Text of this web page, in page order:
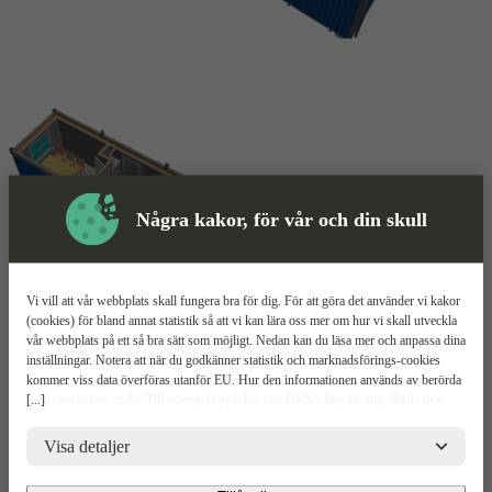
Några kakor, för vår och din skull
[...]
Vi vill att vår webbplats skall fungera bra för dig. För att göra det använder vi kakor
(cookies) för bland annat statistik så att vi kan lära oss mer om hur vi skall utveckla
vår webbplats på ett så bra sätt som möjligt. Nedan kan du läsa mer och anpassa dina
inställningar. Notera att när du godkänner statistik och marknadsförings-cookies
kommer viss data överföras utanför EU. Hur den informationen används av berörda
bolag vet vi inte exakt. Till exempel uppfyller inte USA:s lagstiftning alla de krav
risker för dina personuppgifter. De berörda bolagen måste lämna över uppgifter till
brottsbekämpande myndigheter i USA om de får en sådan begäran. Det kan dock
Visa detaljer
Personalbod Mer information
OMT6DW
Produkter